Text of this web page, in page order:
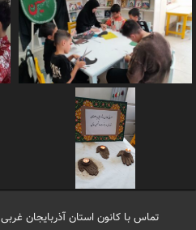
تماس با کانون استان آذربایجان غربی